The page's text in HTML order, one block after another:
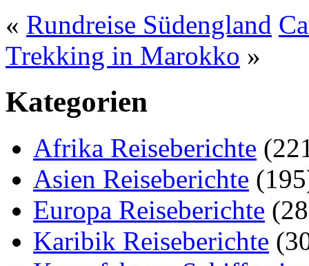
« Rundreise Südengland
Trekking in Marokko »
Kategorien
Afrika Reiseberichte
Asien Reiseberichte
Europa Reiseberichte
Karibik Reiseberichte